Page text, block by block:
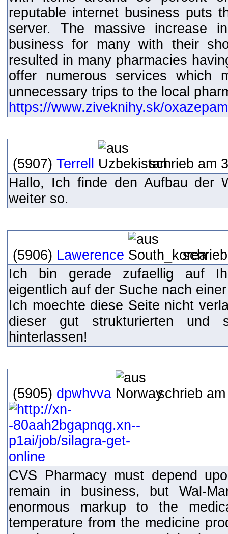
reputable internet business puts
server. The massive increase
business for many with their
resulted in many pharmacies
offer numerous services which
unnecessary trips to the local
https://www.ziveknihy.sk/
(5907) Terrell
schrieb am
Hallo, Ich finde den Aufbau der
weiter so.
(5906) Lawerence
Ich bin gerade zufaellig auf
eigentlich auf der Suche nach
Ich moechte diese Seite nicht
dieser gut strukturierten und
hinterlassen!
(5905) dpwhvva schrieb
CVS Pharmacy must depend
remain in business, but Wal-
enormous markup to the
temperature from the medicine